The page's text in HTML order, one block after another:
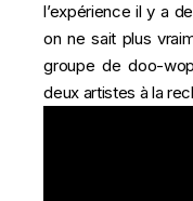
l’expérience il y a
on ne sait plus
groupe de doo-
deux artistes à la